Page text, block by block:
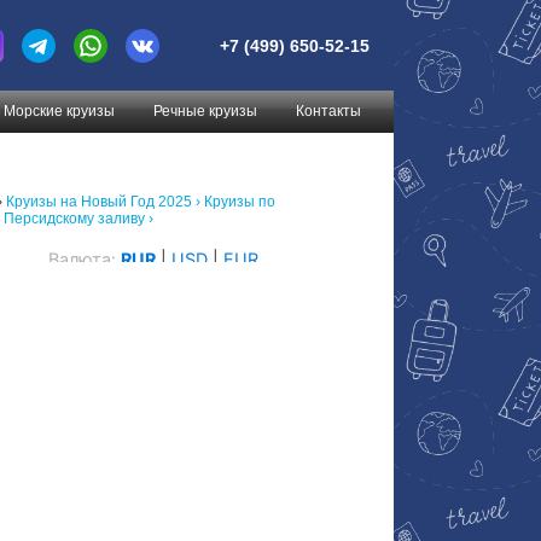
+7 (499) 650-52-15
Контакты
Речные круизы
Морские круизы
Круизы на Новый Год 2025 › Круизы по
заливу ›